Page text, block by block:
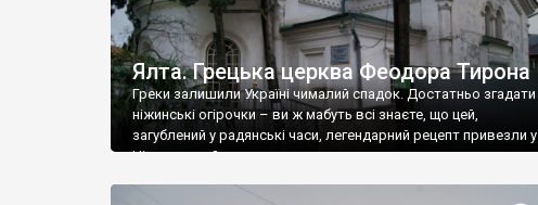
Ялта. Грецька церква Феодора Тирона
Греки залишили Україні чималий спадок. Достатньо згадати
ніжинські огірочки – ви ж мабуть всі знаєте, що цей,
загублений у радянські часи, легендарний рецепт привезли у
Ніжин греки?